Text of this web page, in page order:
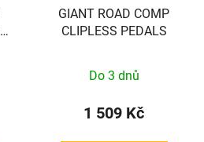
GIANT ROAD COMP
CLIPLESS PEDALS
Do 3 dnů
1 509 Kč